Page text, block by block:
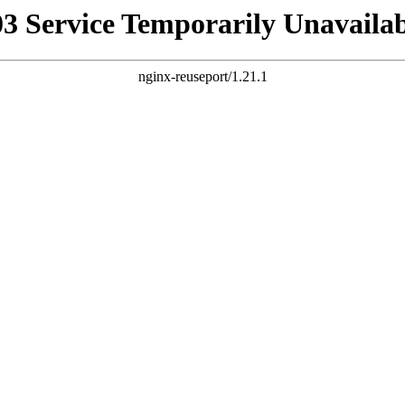
Service Temporarily
nginx-reuseport/1.21.1